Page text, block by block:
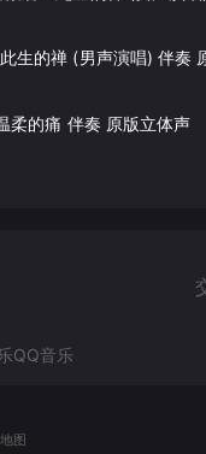
此生的禅 (男声演唱) 伴奏
柔的痛 伴奏 原版立体声
QQ音乐
图